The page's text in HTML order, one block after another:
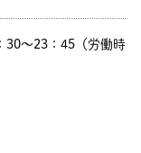
～23：45（労働時